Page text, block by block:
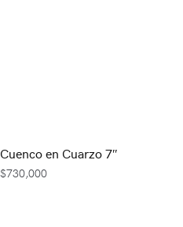
Cuenco en Cuarzo 7″
$730,000